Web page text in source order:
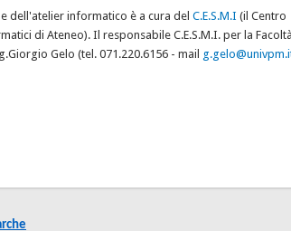
dell'atelier informatico è a cura del C.E.S.M.I (il Centro
di Ateneo). Il responsabile C.E.S.M.I. per la
Gelo (tel. 071.220.6156 - mail